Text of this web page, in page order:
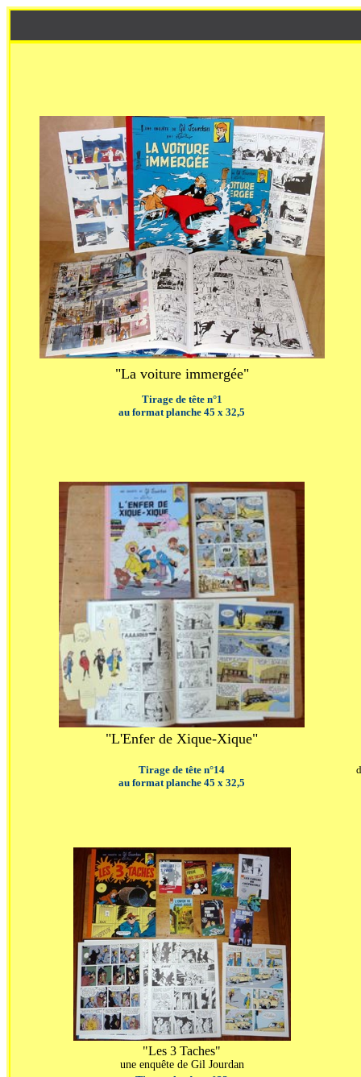
"La voiture immergée"
Tirage de tête n°1
au format planche 45 x 32,5
"L'Enfer de Xique-Xique"
Tirage de tête n°14
au format planche 45 x 32,5
"Les 3 Taches"
une enquête de Gil Jourdan